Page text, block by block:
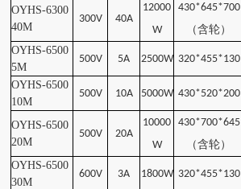
OYHS-6300
40M
300V 40A
12000
W
430*645*700
（含轮）
OYHS-6500
5M
500V 5A 2500W 320*455*130
OYHS-6500
10M
500V 10A 5000W 430*520*200
OYHS-6500
20M
500V 20A
10000
W
430*700*645
（含轮）
OYHS-6500
30M
600V 3A 1800W 320*455*130